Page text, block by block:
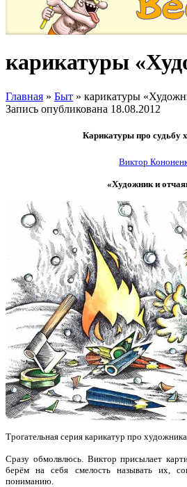
карикатуры
Главная » Быт » карикатуры
Запись опубликована 18.08.2012
Карикатуры про судьбу
Виктор
«Художник и
Трогательная серия карикатур про художника.
Сразу обмолвлюсь. Виктор присылает
берём на себя смелость называть их,
пониманию.